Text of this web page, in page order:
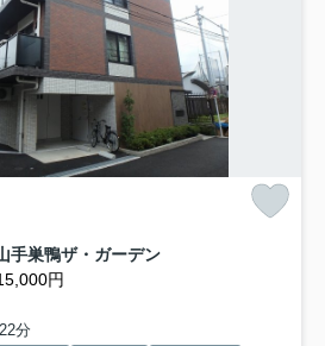
手巣鴨ザ・ガーデン
円
分